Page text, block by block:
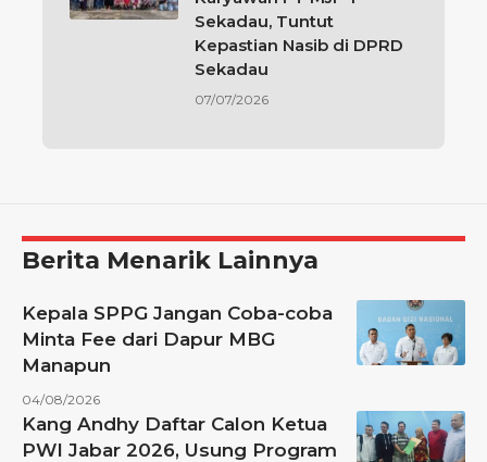
Sekadau, Tuntut
Kepastian Nasib di DPRD
Sekadau
07/07/2026
Berita Menarik Lainnya
Kepala SPPG Jangan Coba-coba
Minta Fee dari Dapur MBG
Manapun
04/08/2026
Kang Andhy Daftar Calon Ketua
PWI Jabar 2026, Usung Program